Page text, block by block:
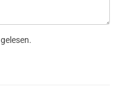
gelesen.